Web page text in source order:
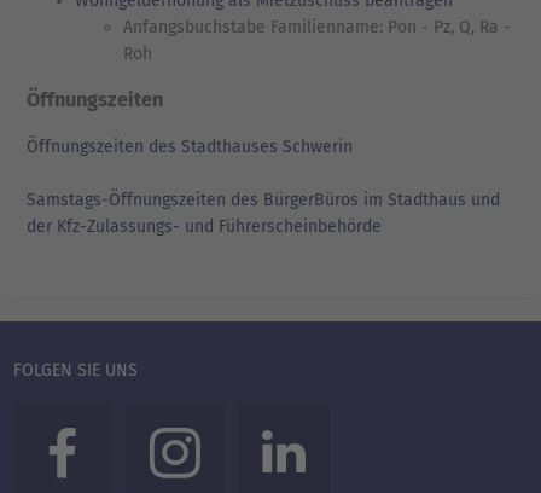
Anfangsbuchstabe Familienname: Pon - Pz, Q, Ra -
Roh
Öffnungszeiten
Öffnungszeiten des Stadthauses Schwerin
Samstags-Öffnungszeiten des BürgerBüros im Stadthaus und
der Kfz-Zulassungs- und Führerscheinbehörde
FOLGEN SIE UNS